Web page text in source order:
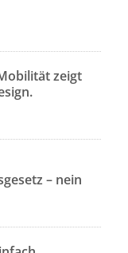
zeigt
– nein